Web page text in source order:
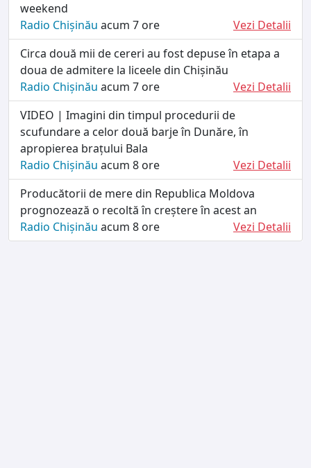
weekend
Radio Chișinău acum 7 ore
Vezi Detalii
Circa două mii de cereri au fost depuse în etapa a
doua de admitere la liceele din Chișinău
Radio Chișinău acum 7 ore
Vezi Detalii
VIDEO | Imagini din timpul procedurii de
scufundare a celor două barje în Dunăre, în
apropierea brațului Bala
Radio Chișinău acum 8 ore
Vezi Detalii
Producătorii de mere din Republica Moldova
prognozează o recoltă în creștere în acest an
Radio Chișinău acum 8 ore Vezi Detalii